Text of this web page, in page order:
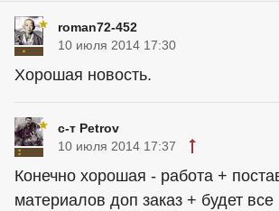
roman72-452
10 июля 2014 17:30
Хорошая новость.
с-т Petrov
10 июля 2014 17:37
Конечно хорошая - работа +
материалов доп заказ + будет все